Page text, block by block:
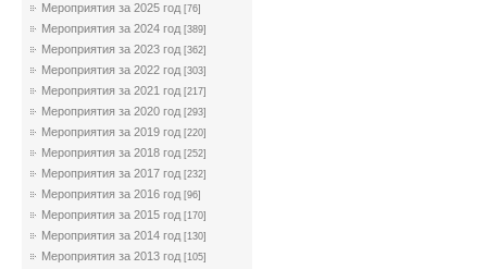
Мероприятия за 2025 год [76]
Мероприятия за 2024 год [389]
Мероприятия за 2023 год [362]
Мероприятия за 2022 год [303]
Мероприятия за 2021 год [217]
Мероприятия за 2020 год [293]
Мероприятия за 2019 год [220]
Мероприятия за 2018 год [252]
Мероприятия за 2017 год [232]
Мероприятия за 2016 год [96]
Мероприятия за 2015 год [170]
Мероприятия за 2014 год [130]
Мероприятия за 2013 год [105]